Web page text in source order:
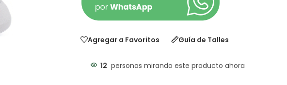
Agregar a Favoritos Guía de Talles
12 personas mirando este producto ahora